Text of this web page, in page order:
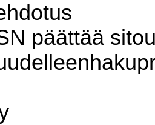
päättää